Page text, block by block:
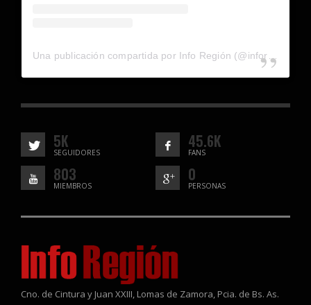
5K
SEGUIDORES
45.6K
FANS
803
MIEMBROS
0
PERSONAS
Cno. de Cintura y Juan XXIII, Lomas de Zamora, Pcia. de Bs. As.